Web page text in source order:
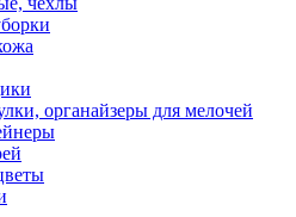
органайзеры для мелочей